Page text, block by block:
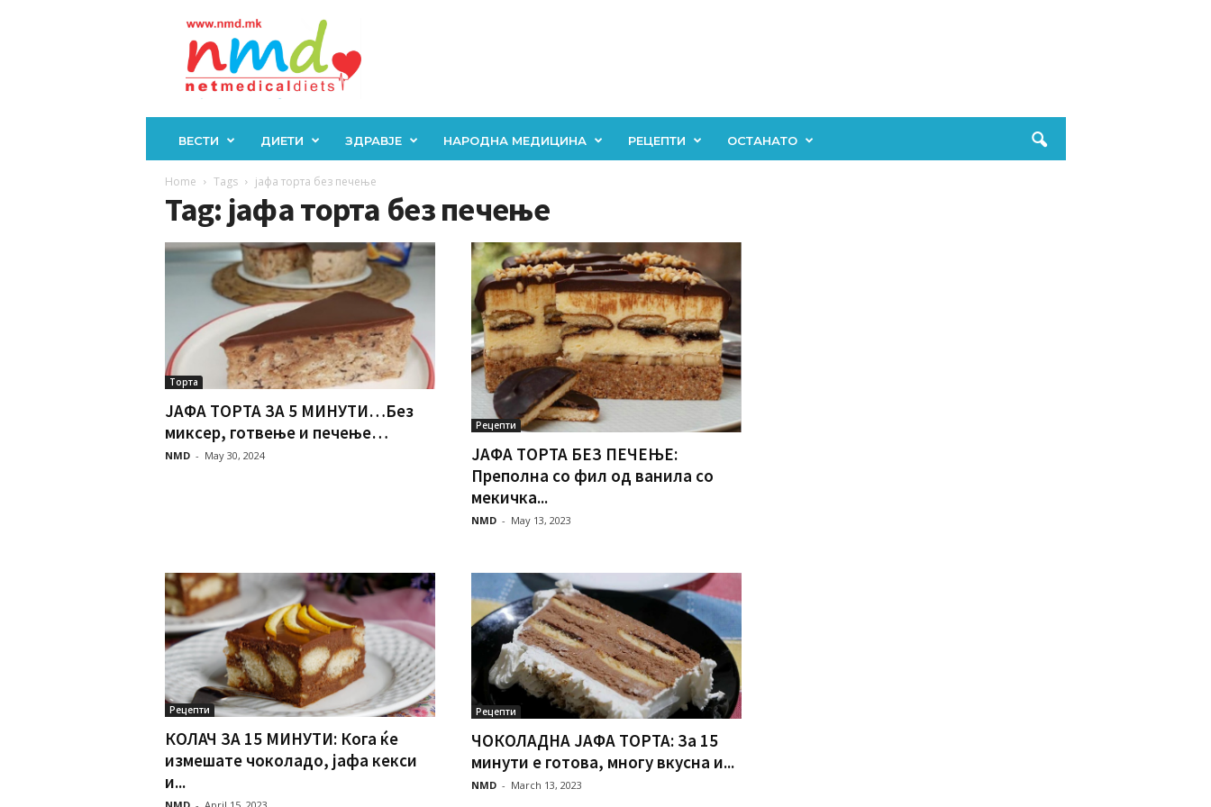
ВЕСТИ ДИЕТИ ЗДРАВЈЕ НАРОДНА МЕДИЦИНА РЕЦЕПТИ ОСТАНАТО
Home Tags јафа торта без печење
Tag: јафа торта без печење
Торта
ЈАФА ТОРТА ЗА 5 МИНУТИ…Без
миксер, готвење и печење…
NMD - May 30, 2024
Рецепти
ЈАФА ТОРТА БЕЗ ПЕЧЕЊЕ:
Преполна со фил од ванила со
мекичка...
NMD - May 13, 2023
Рецепти
КОЛАЧ ЗА 15 МИНУТИ: Кoга ќе
измешате чоколадо, јафа кекси
и...
Рецепти
ЧОКОЛАДНА ЈАФА ТОРТА: За 15
минути е готова, многу вкусна и...
NMD - March 13, 2023